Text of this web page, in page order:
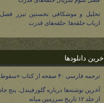
تحلیل و موشکافی نخستین تیزر
ارباب حلقه‌ها: حلقه‌های قدرت
آخرین دانلودها
ترجمه فارسی ۴۰ صفحه از کتاب «سقوط نومه‌نور»
آخرین نوشته‌ها درباره گلورفیندل، پنج
از جلد ۱۲ تاریخ سرزمین میانه